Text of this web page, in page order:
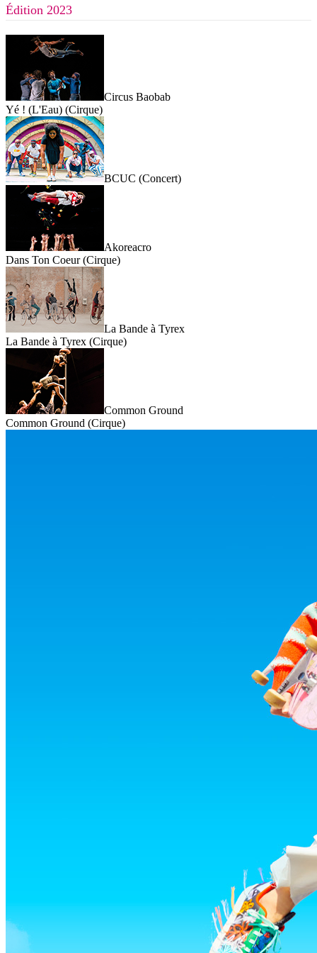
Édition 2023
Circus Baobab
Yé ! (L'Eau) (Cirque)
BCUC (Concert)
Akoreacro
Dans Ton Coeur (Cirque)
La Bande à Tyrex
La Bande à Tyrex (Cirque)
Common Ground
Common Ground (Cirque)